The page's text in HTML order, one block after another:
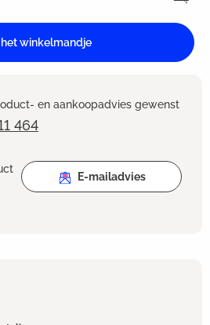
winkelmandje
en aankoopadvies gewenst
464
E-mailadvies